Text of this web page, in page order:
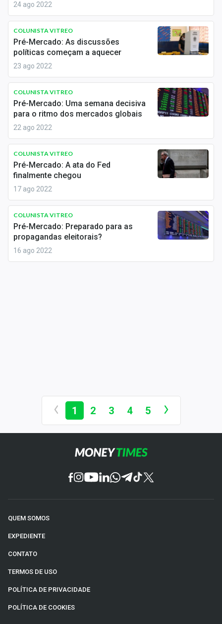
Política
Colunas
Especiais
Internacional
Marketing
Tecnologia
Conteúdo de Marca
Sobre
Expediente
Contato
24 ago 2022
COLUNISTA VITREO
Pré-Mercado: As discussões
políticas começam a aquecer
23 ago 2022
COLUNISTA VITREO
Pré-Mercado: Uma semana decisiva
para o ritmo dos mercados globais
22 ago 2022
COLUNISTA VITREO
Pré-Mercado: A ata do Fed
finalmente chegou
17 ago 2022
COLUNISTA VITREO
Pré-Mercado: Preparado para as
propagandas eleitorais?
16 ago 2022
1 2 3 4 5
QUEM SOMOS
EXPEDIENTE
CONTATO
TERMOS DE USO
POLÍTICA DE PRIVACIDADE
POLÍTICA DE COOKIES